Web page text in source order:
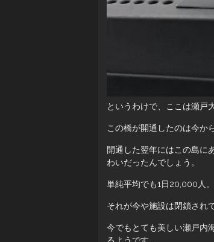
というわけで、ここは瀬戸
この橋が開通したのは今か
開通した翌年にはこの島に
わいだったんでしょう。
単純平均でも1日20,000人
それが今や施設は閉鎖され
今でもとても美しい瀬戸内